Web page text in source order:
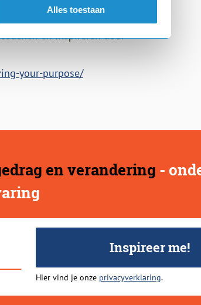
Alles toestaan
ter wereld de Mount
en inspireren door
your-purpose/
en verandering -
Inspireer me!
Hier vind je onze privacyverklaring.